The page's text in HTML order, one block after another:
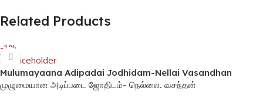
Related Products
-1%
Mulumayaana Adipadai Jodhidam-Nellai Vasandhan
முழுமையான அடிப்படை ஜோதிடம்- நெல்லை. வசந்தன்